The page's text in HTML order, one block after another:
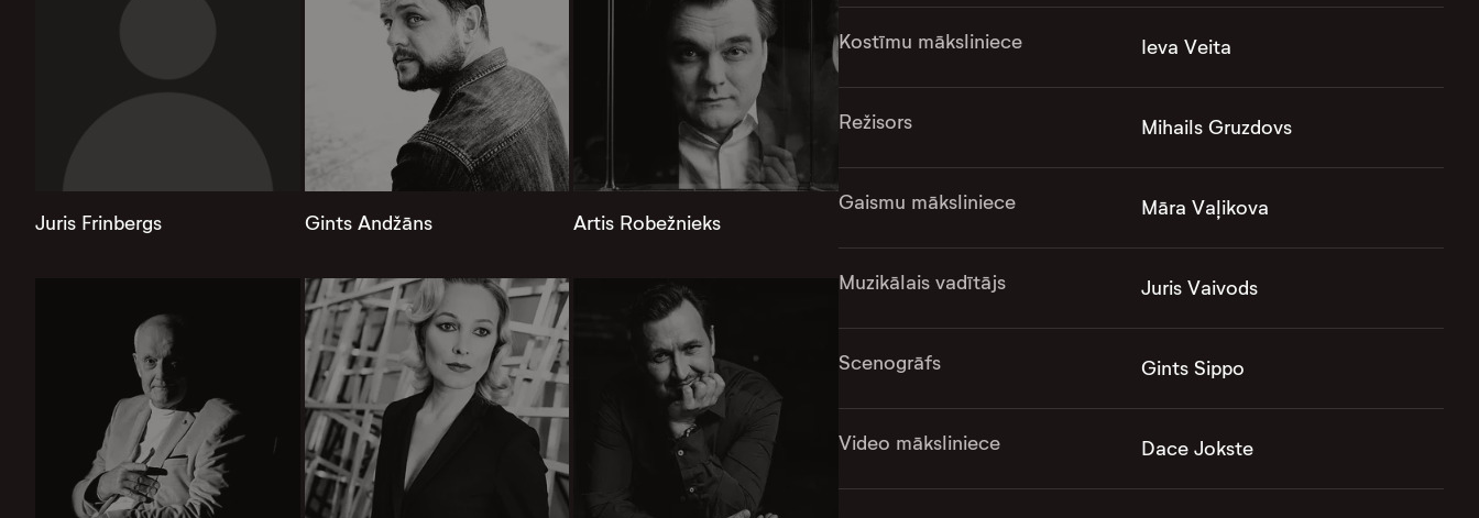
Juris Frinbergs Gints Andžāns Artis Robežnieks
Kostīmu māksliniece Ieva Veita
Režisors Mihails Gruzdovs
Gaismu māksliniece Māra Vaļikova
Muzikālais vadītājs Juris Vaivods
Scenogrāfs Gints Sippo
Video māksliniece Dace Jokste